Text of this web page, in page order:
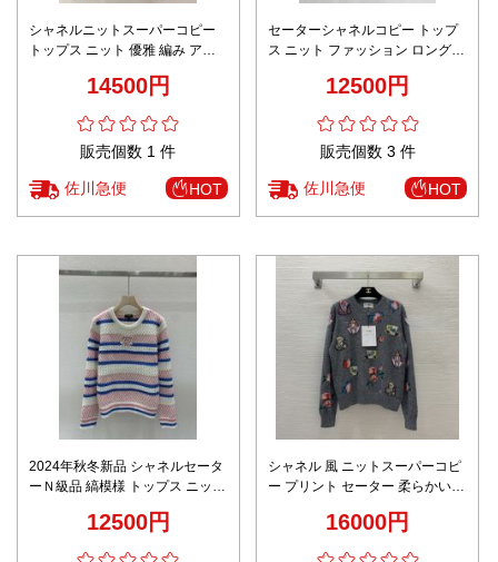
シャネルニットスーパーコピー
トップス ニット 優雅 編み アウ
14500円
販売個数 1 件
佐川急便 HOT
セーターシャネルコピー トップ
ス ニット ファッション ロング
12500円
販売個数 3 件
佐川急便 HOT
2024年秋冬新品 シャネルセータ
ーＮ級品 縞模様 トップス ニット
12500円
シャネル 風 ニットスーパーコピ
ー プリント セーター 柔らかい
16000円